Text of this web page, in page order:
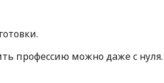
профессию можно даже с нуля.